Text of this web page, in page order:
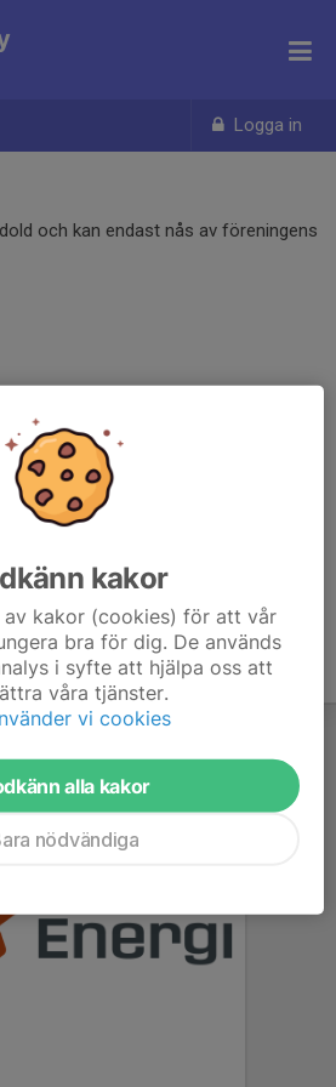
Logga in
och kan endast nås av föreningens
kakor
av kakor (cookies) för att vår
bra för dig. De används
i syfte att hjälpa oss att
våra tjänster.
vi cookies
alla kakor
nödvändiga